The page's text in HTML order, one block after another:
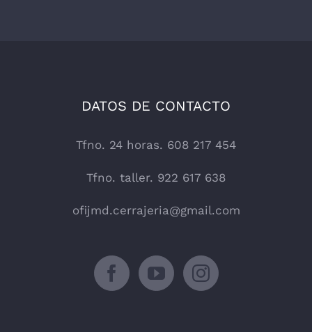
DATOS DE CONTACTO
Tfno. 24 horas. 608 217 454
Tfno. taller. 922 617 638
ofijmd.cerrajeria@gmail.com